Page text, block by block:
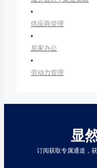
供应商管理
居家办公
劳动力管理
显
订阅获取专属通道，